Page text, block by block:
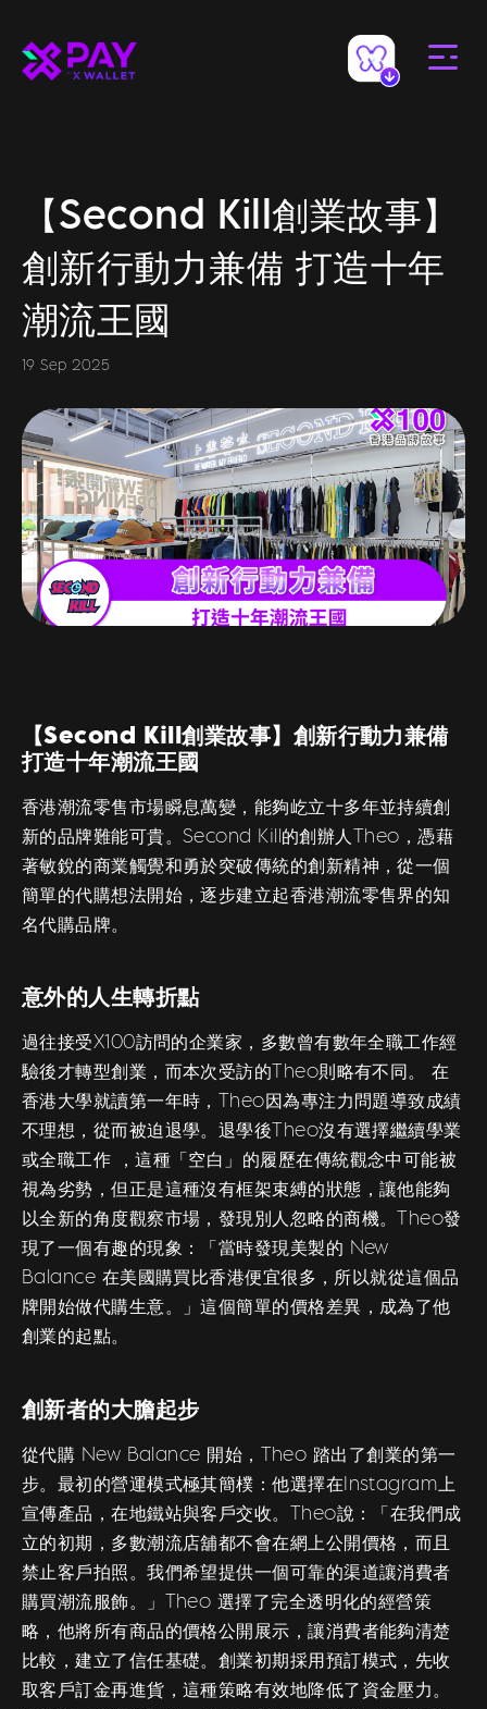
【Second Kill創業故事】
創新行動力兼備 打造十年
潮流王國
19 Sep 2025
【Second Kill創業故事】創新行動力兼備
打造十年潮流王國
香港潮流零售市場瞬息萬變，能夠屹立十多年並持續創
新的品牌難能可貴。Second Kill的創辦人Theo，憑藉
著敏銳的商業觸覺和勇於突破傳統的創新精神，從一個
簡單的代購想法開始，逐步建立起香港潮流零售界的知
名代購品牌。
意外的人生轉折點
過往接受X100訪問的企業家，多數曾有數年全職工作經
驗後才轉型創業，而本次受訪的Theo則略有不同。 在
香港大學就讀第一年時，Theo因為專注力問題導致成績
不理想，從而被迫退學。退學後Theo沒有選擇繼續學業
或全職工作 ，這種「空白」的履歷在傳統觀念中可能被
視為劣勢，但正是這種沒有框架束縛的狀態，讓他能夠
以全新的角度觀察市場，發現別人忽略的商機。Theo發
現了一個有趣的現象：「當時發現美製的 New
Balance 在美國購買比香港便宜很多，所以就從這個品
牌開始做代購生意。」這個簡單的價格差異，成為了他
創業的起點。
創新者的大膽起步
從代購 New Balance 開始，Theo 踏出了創業的第一
步。最初的營運模式極其簡樸：他選擇在Instagram上
宣傳產品，在地鐵站與客戶交收。Theo說：「在我們成
立的初期，多數潮流店舖都不會在網上公開價格，而且
禁止客戶拍照。我們希望提供一個可靠的渠道讓消費者
購買潮流服飾。」Theo 選擇了完全透明化的經營策
略，他將所有商品的價格公開展示，讓消費者能夠清楚
比較，建立了信任基礎。創業初期採用預訂模式，先收
取客戶訂金再進貨，這種策略有效地降低了資金壓力。